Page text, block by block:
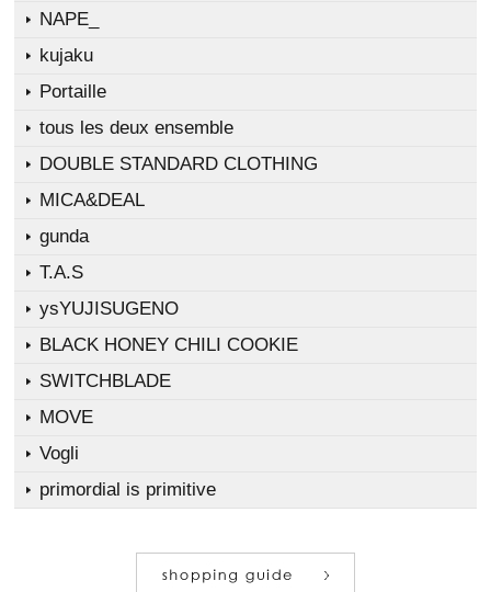
NAPE_
kujaku
Portaille
tous les deux ensemble
DOUBLE STANDARD CLOTHING
MICA&DEAL
gunda
T.A.S
ysYUJISUGENO
BLACK HONEY CHILI COOKIE
SWITCHBLADE
MOVE
Vogli
primordial is primitive